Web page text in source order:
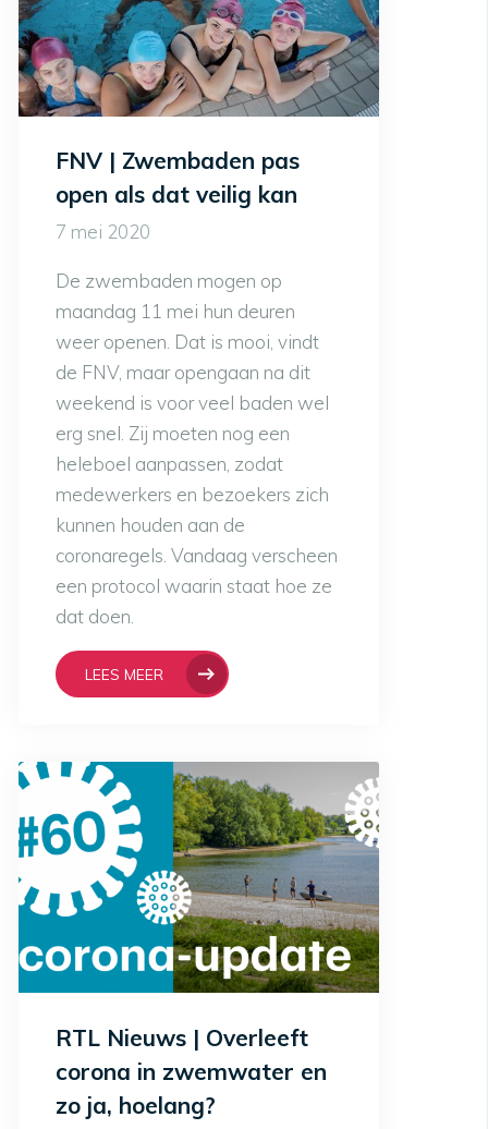
FNV | Zwembaden pas
open als dat veilig kan
7 mei 2020
De zwembaden mogen op
maandag 11 mei hun deuren
weer openen. Dat is mooi, vindt
de FNV, maar opengaan na dit
weekend is voor veel baden wel
erg snel. Zij moeten nog een
heleboel aanpassen, zodat
medewerkers en bezoekers zich
kunnen houden aan de
coronaregels. Vandaag verscheen
een protocol waarin staat hoe ze
dat doen.
LEES MEER
RTL Nieuws | Overleeft
corona in zwemwater en
zo ja, hoelang?